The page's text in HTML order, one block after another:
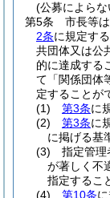
(公募によら
第5条
市長等は
2条に規定す
共団体又は公
的に達成する
て「関係団体
定することが
(1)
第3条に
(2)
第3条に
に掲げる基
(3)
指定管理
が著しく不
指定するこ
(4)
第10条